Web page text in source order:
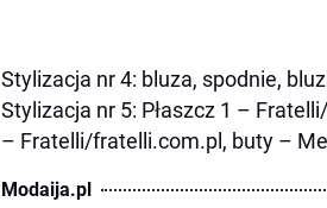
Stylizacja nr 4: bluza, spodnie,
Stylizacja nr 5: Płaszcz 1 –
– Fratelli/fratelli.com.pl, buty –
Modaija.pl